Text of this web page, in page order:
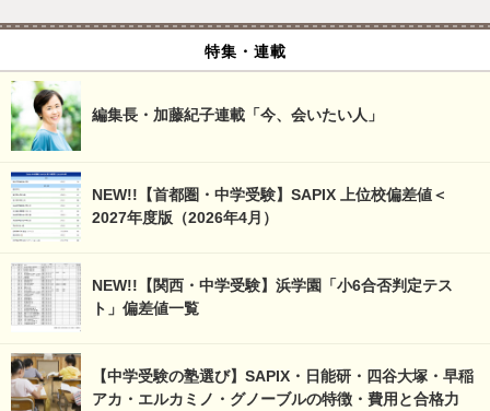
特集・連載
編集長・加藤紀子連載「今、会いたい人」
NEW!!【首都圏・中学受験】SAPIX 上位校偏差値＜
2027年度版（2026年4月）
NEW!!【関西・中学受験】浜学園「小6合否判定テス
ト」偏差値一覧
【中学受験の塾選び】SAPIX・日能研・四谷大塚・早稲
アカ・エルカミノ・グノーブルの特徴・費用と合格力